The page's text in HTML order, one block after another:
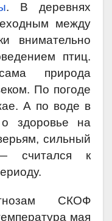
. В деревнях
между
внимательно
птиц.
природа
По погоде
А по воде в
здоровье на
сильный
считался к
СКОФ
мая